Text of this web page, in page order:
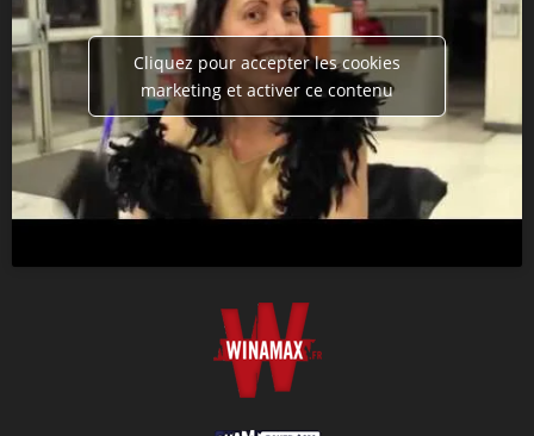
Cliquez pour accepter les cookies
marketing et activer ce contenu